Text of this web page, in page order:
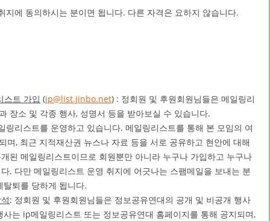
에 동의하시는 분이면 됩니다. 다른 자격은 요하지 않습니다.
스트 가입 (ip@list.jinbo.net) : 정회원 및 후원회원님들은 메일링리
장소 및 각종 행사, 성명서 등을 받아보실 수 있습니다.
리스트를 운영하고 있습니다. 메일링리스트를 통해 본 모임의 여
며, 최근 지적재산권 뉴스나 자료 등을 서로 공유하고 현안에 대해
된 메일링리스트이므로 회원뿐만 아니라 누구나 가입하고 누구나
. 다만 메일링리스트 운영 취지에 어긋나는 스팸메일을 보내는 분
퇴를 당하게 됩니다.
: 정회원 및 후원회원님들은 정보공유연대의 공개 및 비공개 행사
는 ip메일링리스트 또는 정보공유연대 홈페이지를 통해 공지되며,